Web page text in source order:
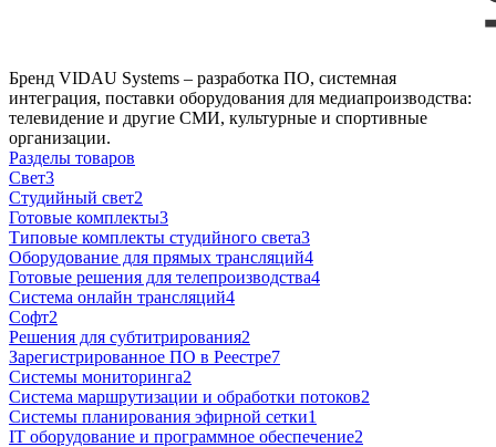
Бренд VIDAU Systems – разработка ПО, системная
интеграция, поставки оборудования для медиапроизводства:
телевидение и другие СМИ, культурные и спортивные
организации.
Разделы товаров
Свет3
Студийный свет2
Готовые комплекты3
Типовые комплекты студийного света3
Оборудование для прямых трансляций4
Готовые решения для телепроизводства4
Система онлайн трансляций4
Софт2
Решения для субтитрирования2
Зарегистрированное ПО в Реестре7
Системы мониторинга2
Система маршрутизации и обработки потоков2
Системы планирования эфирной сетки1
IT оборудование и программное обеспечение2